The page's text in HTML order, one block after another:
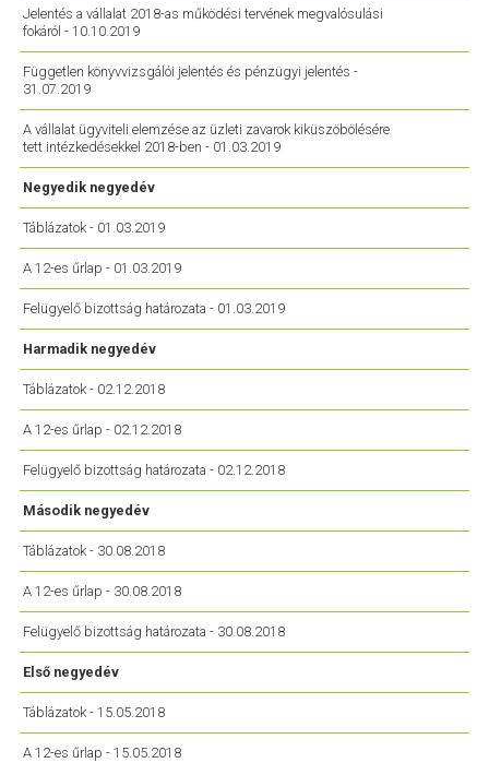
Jelentés a vállalat 2018-as működési tervének megvalósulási
fokáról - 10.10.2019
Független könyvvizsgálói jelentés és pénzügyi jelentés -
31.07.2019
A vállalat ügyviteli elemzése az üzleti zavarok kiküszöbölésére
tett intézkedésekkel 2018-ben - 01.03.2019
Negyedik negyedév
Táblázatok - 01.03.2019
A 12-es űrlap - 01.03.2019
Felügyelő bizottság határozata - 01.03.2019
Harmadik negyedév
Táblázatok - 02.12.2018
A 12-es űrlap - 02.12.2018
Felügyelő bizottság határozata - 02.12.2018
Második negyedév
Táblázatok - 30.08.2018
A 12-es űrlap - 30.08.2018
Felügyelő bizottság határozata - 30.08.2018
Első negyedév
Táblázatok - 15.05.2018
A 12-es űrlap - 15.05.2018